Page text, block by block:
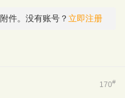
件。没有账号？ 立即注册
170#